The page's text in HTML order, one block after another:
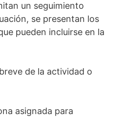
un seguimiento
se presentan los
pueden incluirse en la
de la actividad o
asignada para